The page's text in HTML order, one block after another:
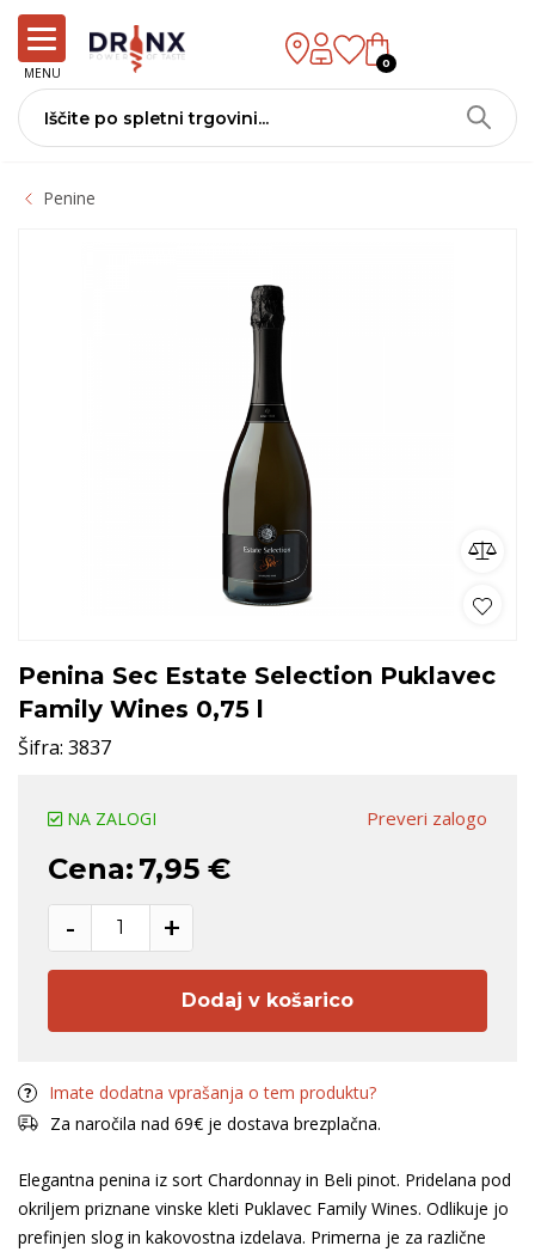
MENU
0
Penine
Penina Sec Estate Selection Puklavec
Family Wines 0,75 l
Šifra: 3837
Preveri zalogo
NA ZALOGI
Cena: 7,95 €
- +
Dodaj v košarico
Imate dodatna vprašanja o tem produktu?
Za naročila nad 69€ je dostava brezplačna.
Elegantna penina iz sort Chardonnay in Beli pinot. Pridelana pod
okriljem priznane vinske kleti Puklavec Family Wines. Odlikuje jo
prefinjen slog in kakovostna izdelava. Primerna je za različne